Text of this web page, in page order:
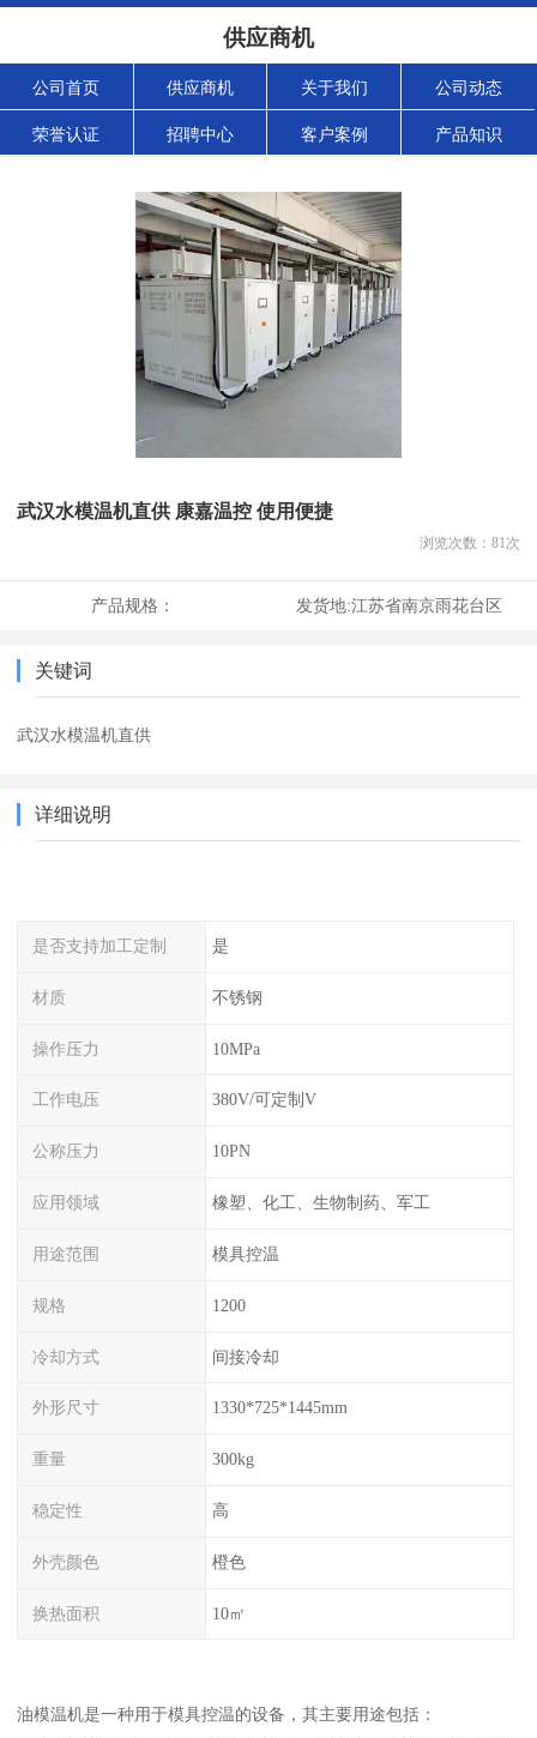
供应商机
公司首页 供应商机 关于我们 公司动态
荣誉认证 招聘中心 客户案例 产品知识
武汉水模温机直供 康嘉温控 使用便捷
浏览次数： 81次
产品规格： 发货地:江苏省南京雨花台区
关键词
武汉水模温机直供
详细说明
是否支持加工定制 是
材质 不锈钢
操作压力 10MPa
工作电压 380V/可定制V
公称压力 10PN
应用领域 橡塑、化工、生物制药、军工
用途范围 模具控温
规格 1200
冷却方式 间接冷却
外形尺寸 1330*725*1445mm
重量 300kg
稳定性 高
外壳颜色 橙色
换热面积 10㎡
油模温机是一种用于模具控温的设备，其主要用途包括：